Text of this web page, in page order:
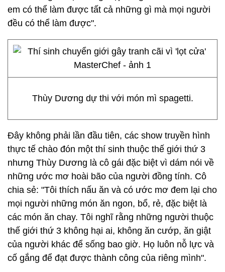
em có thể làm được tất cả những gì mà mọi người
đều có thể làm được".
Thùy Dương dự thi với món mì spagetti.
Đây không phải lần đầu tiên, các show truyền hình
thực tế chào đón một thí sinh thuộc thế giới thứ 3
nhưng Thùy Dương là cô gái đặc biệt vì dám nói về
những ước mơ hoài bão của người đồng tính. Cô
chia sẻ: "Tôi thích nấu ăn và có ước mơ đem lại cho
mọi người những món ăn ngon, bổ, rẻ, đặc biệt là
các món ăn chay. Tôi nghĩ rằng những người thuộc
thế giới thứ 3 không hại ai, không ăn cướp, ăn giật
của người khác để sống bao giờ. Họ luôn nỗ lực và
cố gắng để đạt được thành công của riêng mình".